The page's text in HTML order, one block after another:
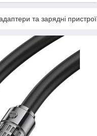
та зарядні пристрої